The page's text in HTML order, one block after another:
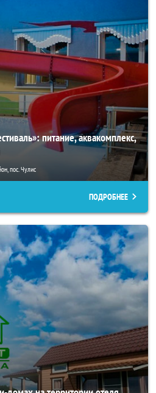
питание, аквакомплекс,
пос. Чулис
ПОДРОБНЕЕ